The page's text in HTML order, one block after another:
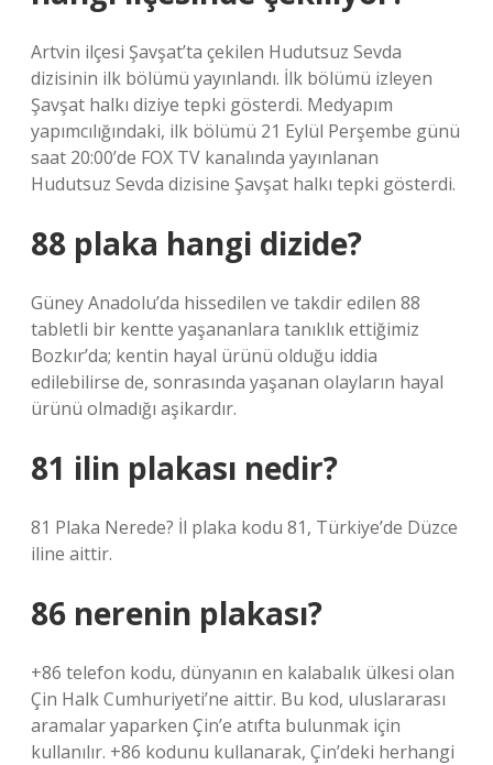
Artvin ilçesi Şavşat’ta çekilen Hudutsuz Sevda
dizisinin ilk bölümü yayınlandı. İlk bölümü izleyen
Şavşat halkı diziye tepki gösterdi. Medyapım
yapımcılığındaki, ilk bölümü 21 Eylül Perşembe günü
saat 20:00’de FOX TV kanalında yayınlanan
Hudutsuz Sevda dizisine Şavşat halkı tepki gösterdi.
88 plaka hangi dizide?
Güney Anadolu’da hissedilen ve takdir edilen 88
tabletli bir kentte yaşananlara tanıklık ettiğimiz
Bozkır’da; kentin hayal ürünü olduğu iddia
edilebilirse de, sonrasında yaşanan olayların hayal
ürünü olmadığı aşikardır.
81 ilin plakası nedir?
81 Plaka Nerede? İl plaka kodu 81, Türkiye’de Düzce
iline aittir.
86 nerenin plakası?
+86 telefon kodu, dünyanın en kalabalık ülkesi olan
Çin Halk Cumhuriyeti’ne aittir. Bu kod, uluslararası
aramalar yaparken Çin’e atıfta bulunmak için
kullanılır. +86 kodunu kullanarak, Çin’deki herhangi